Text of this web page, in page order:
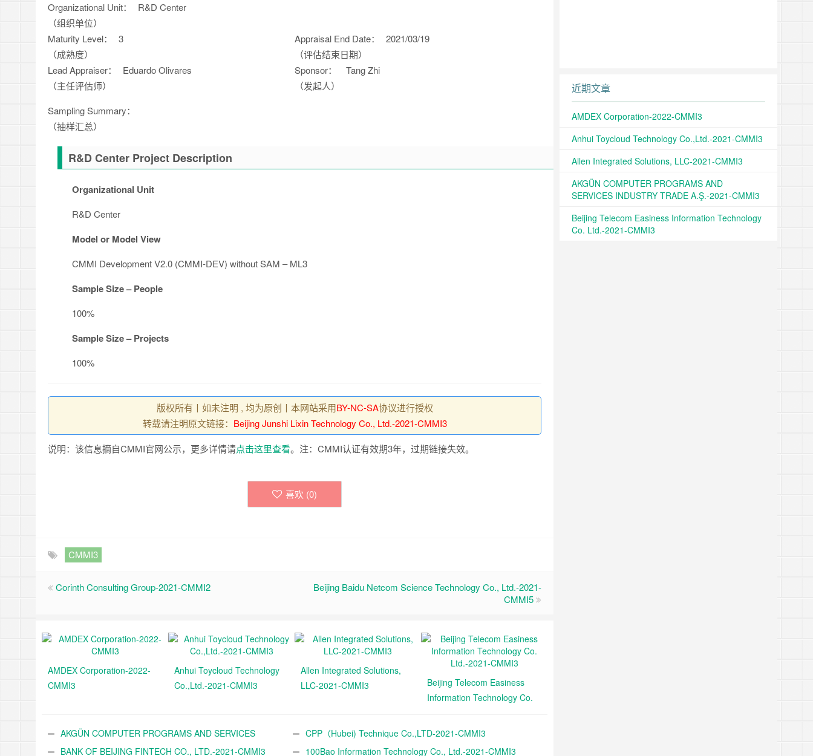
Organizational Unit：
（组织单位）
R&D Center
Maturity Level：
（成熟度）
3
Appraisal End Date：
（评估结束日期）
2021/03/19
Lead Appraiser：
（主任评估师）
Eduardo Olivares
Sponsor：
（发起人）
Tang Zhi
Sampling Summary：
（抽样汇总）
R&D Center Project Description
Organizational Unit
R&D Center
Model or Model View
CMMI Development V2.0 (CMMI-DEV) without SAM – ML3
Sample Size – People
100%
Sample Size – Projects
100%
版权所有丨如未注明 , 均为原创丨本网站采用BY-NC-SA协议进行授权
转载请注明原文链接： Beijing Junshi Lixin Technology Co., Ltd.-2021-CMMI3
说明：该信息摘自CMMI官网公示，更多详情请点击这里查看。注：CMMI认证有效期3年，过期链接失效。
喜欢 (0)
CMMI3
Corinth Consulting Group-2021-CMMI2
Beijing Baidu Netcom Science Technology Co., Ltd.-2021-
CMMI5
AMDEX Corporation-2022-
CMMI3
Anhui Toycloud Technology
Co.,Ltd.-2021-CMMI3
Allen Integrated Solutions,
LLC-2021-CMMI3
Beijing Telecom Easiness
Information Technology Co.
AKGÜN COMPUTER PROGRAMS AND SERVICES
INDUSTRY TRADE A.Ş.-2021-CMMI3
CPP（Hubei) Technique Co.,LTD-2021-CMMI3
BANK OF BEIJING FINTECH CO., LTD.-2021-CMMI3
100Bao Information Technology Co., Ltd.-2021-CMMI3
近期文章
AMDEX Corporation-2022-CMMI3
Anhui Toycloud Technology Co.,Ltd.-2021-CMMI3
Allen Integrated Solutions, LLC-2021-CMMI3
AKGÜN COMPUTER PROGRAMS AND
SERVICES INDUSTRY TRADE A.Ş.-2021-CMMI3
Beijing Telecom Easiness Information Technology
Co. Ltd.-2021-CMMI3